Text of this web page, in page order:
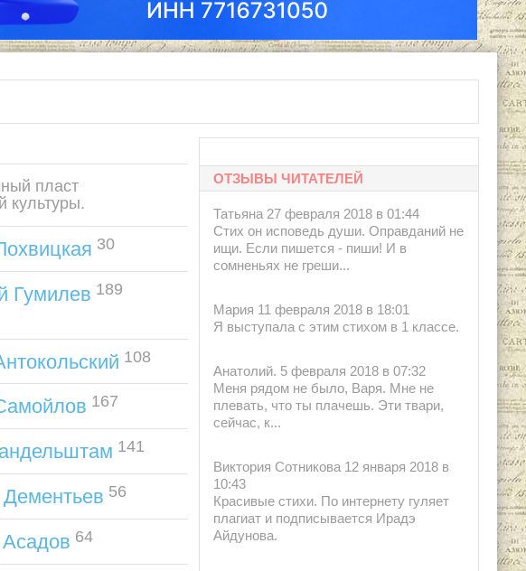
пласт
культуры.
30
Гумилев 189
108
167
141
56
64
ОТЗЫВЫ ЧИТАТЕЛЕЙ
Татьяна 27 февраля 2018 в 01:44
Стих он исповедь души. Оправданий не
ищи. Если пишется - пиши! И в
сомненьях не греши...
Мария 11 февраля 2018 в 18:01
Я выступала с этим стихом в 1 классе.
Анатолий. 5 февраля 2018 в 07:32
Меня рядом не было, Варя. Мне не
плевать, что ты плачешь. Эти твари,
сейчас, к...
Виктория Сотникова 12 января 2018 в
10:43
Красивые стихи. По интернету гуляет
плагиат и подписывается Ирадэ
Айдунова.